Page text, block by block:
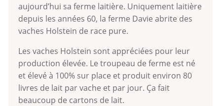
aujourd’hui sa ferme laitière. Uniquement laitière
depuis les années 60, la ferme Davie abrite des
vaches Holstein de race pure.
Les vaches Holstein sont appréciées pour leur
production élevée. Le troupeau de ferme est né
et élevé à 100% sur place et produit environ 80
livres de lait par vache et par jour. Ça fait
beaucoup de cartons de lait.